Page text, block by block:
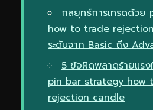
กลยุทธ์การเทรดด้ว
how to trade
ระดับจาก Basic ถึง
5 ข้อผิดพลาดร้ายแรง
pin bar strategy how
rejection candle